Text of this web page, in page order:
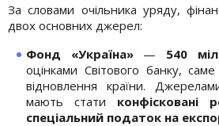
За словами очільника уряду,
двох основних джерел:
Фонд «Україна»— 540
оцінками Світового банку,
відновлення країни.
мають стати конфісковані
спеціальний податок на